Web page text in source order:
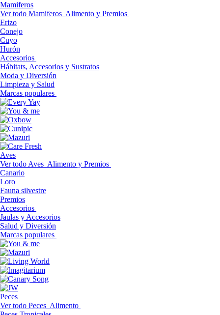
Mamiferos
Ver todo Mamiferos Alimento y Premios
Erizo
Conejo
Cuyo
Hurón
Accesorios
Hábitats, Accesorios y Sustratos
Moda y Diversión
Limpieza y Salud
Marcas populares
Aves
Ver todo Aves Alimento y Premios
Canario
Loro
Fauna silvestre
Premios
Accesorios
Jaulas y Accesorios
Salud y Diversión
Marcas populares
Peces
Ver todo Peces Alimento